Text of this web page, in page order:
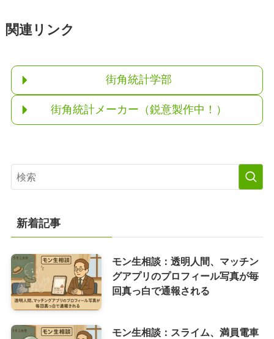
関連リンク
街角統計学部
街角統計メーカー（鋭意製作中！）
新着記事
モン生相談：透明人間、マッチン
グアプリのプロフィール写真が毎
回真っ白で通報される
モン生相談：スライム、満員電車